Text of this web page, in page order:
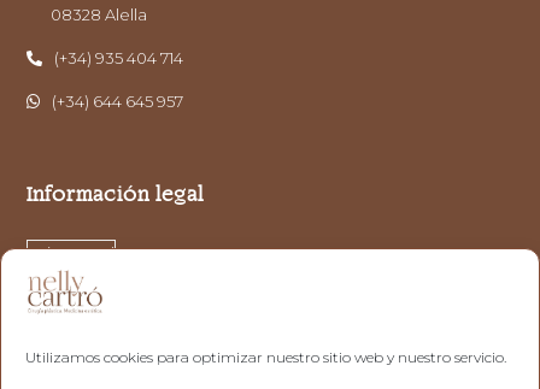
Utilizamos cookies para optimizar nuestro sitio web y nuestro servicio.
08328 Alella
(+34) 935 404 714
(+34) 644 645 957
Información legal
Aviso Legal
Política de Privacidad
Política de cookies